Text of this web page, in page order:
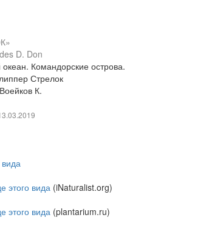
D. Don
Командорские острова.
Стрелок
Воейков К.
этого вида (iNaturalist.org)
этого вида (plantarium.ru)